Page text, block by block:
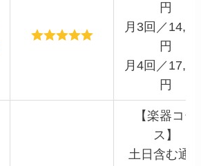
円
月3回／
円
月4回／
円
【楽器コー
ス】
土日含む通